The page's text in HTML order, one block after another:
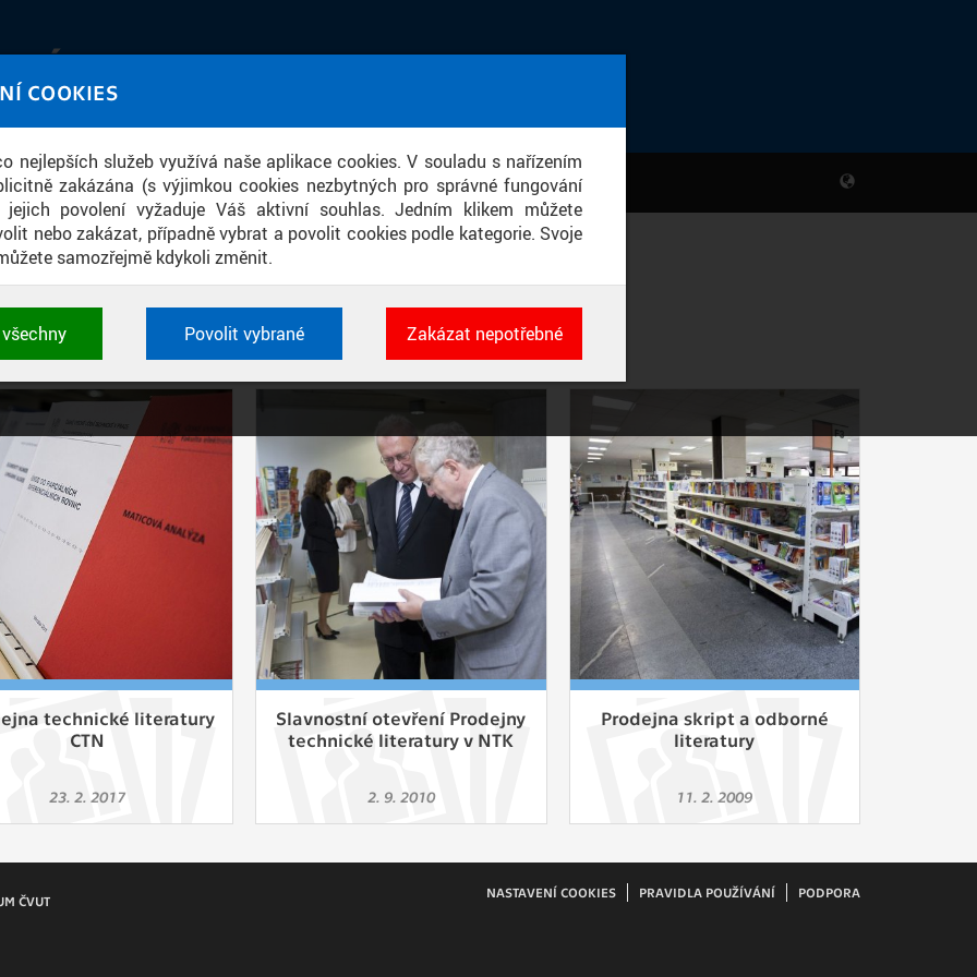
COOKIES
nejlepších služeb využívá naše aplikace cookies. V souladu s nařízením
zakázána (s výjimkou cookies nezbytných pro správné fungování
povolení vyžaduje Váš aktivní souhlas. Jedním klikem můžete
nebo zakázat, případně vybrat a povolit cookies podle kategorie. Svoje
samozřejmě kdykoli změnit.
a identifikátorů relace. Jsou nezbytné pro správné
jsou vždy aktivní.
anonymizovaných statistických údajů, které nám
naše aplikace. Zpravidla jde o cookies systémů třetích
těmto účelům využíváme.
účelem zobrazení správných nabídek a cílení obsahu podle
Zpravidla jde o cookies systémů třetích stran, které nám s
chování pomáhají.
a všechny cookies byly přiřazeny do některé z kategorií
Povolit vybrané Zakázat nepotřebné
obrazem a zvukem
PŘÍSPĚVKY PODLE FILTRU
Aktivní filtry: ŠTÍTEK: PRODEJNA
technické literatury
CTN
23. 2. 2017
Slavnostní otevření Prodejny
technické literatury v NTK
2. 9. 2010
Prodejna skript a odborné
literatury
11. 2. 2009
ČVUT
NASTAVENÍ COOKIES PRAVIDLA POUŽÍVÁNÍ PODPORA